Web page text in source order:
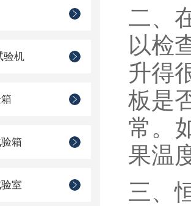
验机
箱
室
二、
以检
升得
板是
常。
果温
三、